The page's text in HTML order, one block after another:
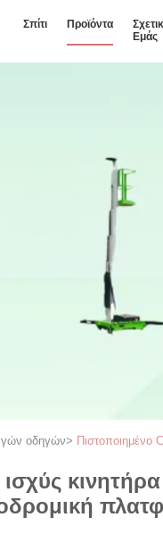
Σπίτι Προϊόντα
Εμάς
οδηγών> Πιστοποιημένο